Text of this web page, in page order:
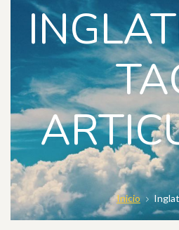
Inicio